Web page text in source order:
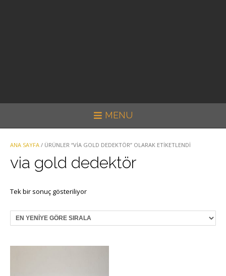
MENU
ANA SAYFA / ÜRÜNLER “VIA GOLD DEDEKTÖR” OLARAK ETIKETLENDI
via gold dedektör
Tek bir sonuç gösteriliyor